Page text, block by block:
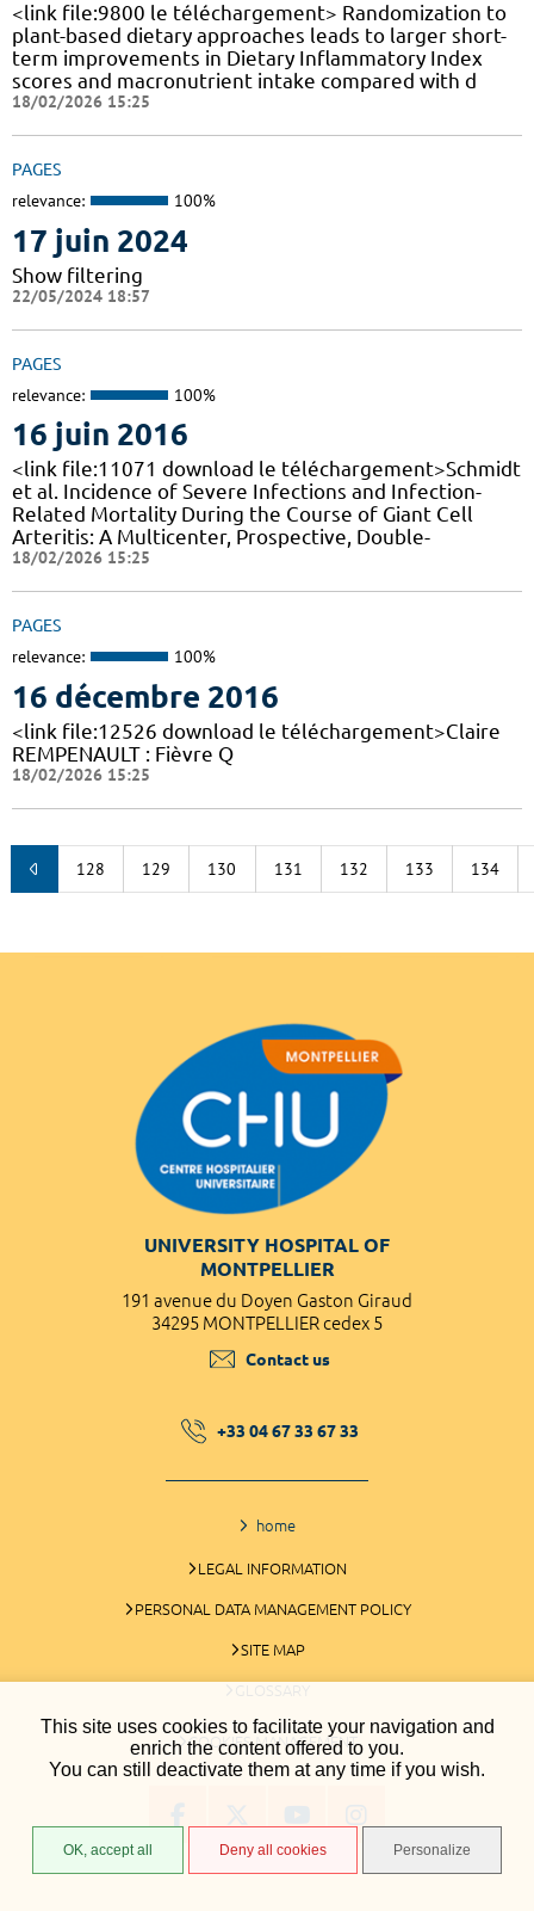
This site uses cookies to facilitate your navigation and
enrich the content offered to you.
You can still deactivate them at any time if you wish.
OK, accept all Deny all cookies Personalize
<link file:9800 le téléchargement> Randomization to
plant-based dietary approaches leads to larger short-
term improvements in Dietary Inflammatory Index
scores and macronutrient intake compared with d
18/02/2026 15:25
PAGES
relevance: 100%
17 juin 2024
Show filtering
22/05/2024 18:57
PAGES
relevance: 100%
16 juin 2016
<link file:11071 download le téléchargement>Schmidt
et al. Incidence of Severe Infections and Infection-
Related Mortality During the Course of Giant Cell
Arteritis: A Multicenter, Prospective, Double-
18/02/2026 15:25
PAGES
relevance: 100%
16 décembre 2016
<link file:12526 download le téléchargement>Claire
REMPENAULT : Fièvre Q
18/02/2026 15:25
128 129 130 131 132 133 134
UNIVERSITY HOSPITAL OF
MONTPELLIER
191 avenue du Doyen Gaston Giraud
34295 MONTPELLIER cedex 5
Contact us
+33 04 67 33 67 33
home
LEGAL INFORMATION
PERSONAL DATA MANAGEMENT POLICY
SITE MAP
GLOSSARY
COOKIES MANAGEMENT